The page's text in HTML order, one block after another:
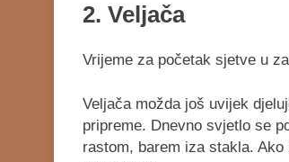
2. Veljača
Vrijeme za početak sjetve u
Veljača možda još uvijek
pripreme. Dnevno svjetlo se
rastom, barem iza stakla.